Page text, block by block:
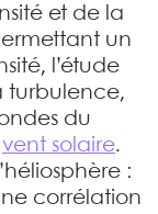
et de la
un
l’étude
turbulence,
du
vent solaire.
:
corrélation